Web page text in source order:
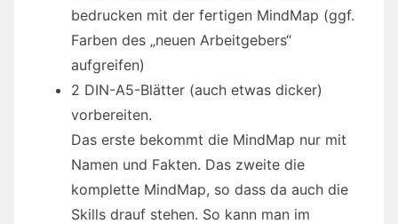
bedrucken mit der fertigen MindMap (ggf.
Farben des „neuen Arbeitgebers“
aufgreifen)
2 DIN-A5-Blätter (auch etwas dicker)
vorbereiten.
Das erste bekommt die MindMap nur mit
Namen und Fakten. Das zweite die
komplette MindMap, so dass da auch die
Skills drauf stehen. So kann man im